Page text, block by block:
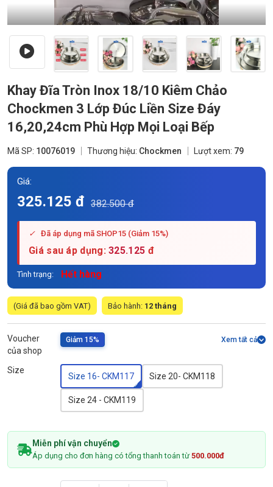
Khay Đĩa Tròn Inox 18/10 Kiêm Chảo
Chockmen 3 Lớp Đúc Liền Size Đáy
16,20,24cm Phù Hợp Mọi Loại Bếp
Mã SP: 10076019 Thương hiệu: Chockmen Lượt xem: 79
Giá:
325.125 đ 382.500 đ
✓ Đã áp dụng mã SHOP15 (Giảm 15%)
Giá sau áp dụng:325.125 đ
Tình trạng: Hết hàng
(Giá đã bao gồm VAT) Bảo hành: 12 tháng
Voucher
của shop
Giảm 15% Xem tất cả
Size
Size 16- CKM117 Size 20- CKM118
Size 24 - CKM119
Miễn phí vận chuyển
Áp dụng cho đơn hàng có tổng thanh toán từ 500.000đ